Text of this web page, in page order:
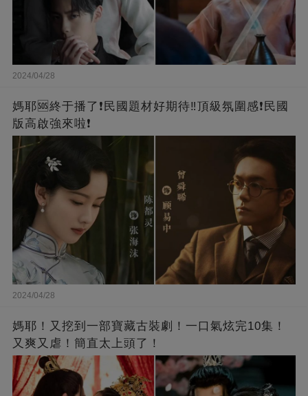
2024/04/28
媽耶🆘終于播了❗️民國題材好期待‼️頂級氛圍感❗️民國
版高啟強來啦❗
2024/04/28
媽耶！又挖到一部寶藏古裝劇！一口氣炫完10集！
又爽又虐！簡直太上頭了！